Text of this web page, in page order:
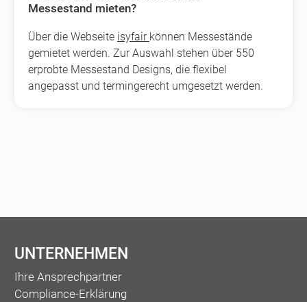
Messestand mieten?
Über die Webseite isyfair können Messestände
gemietet werden. Zur Auswahl stehen über 550
erprobte Messestand Designs, die flexibel
angepasst und termingerecht umgesetzt werden.
UNTERNEHMEN
Ihre Ansprechpartner
Compliance-Erklärung